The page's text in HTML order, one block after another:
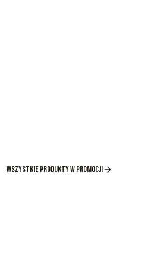
Wszystkie produkty w promocji